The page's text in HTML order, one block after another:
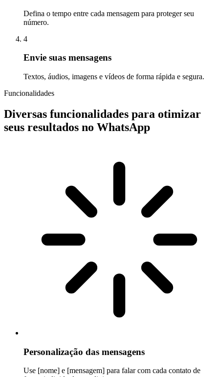
Defina o tempo entre cada mensagem para proteger seu
número.
4
Envie suas mensagens
Textos, áudios, imagens e vídeos de forma rápida e segura.
Funcionalidades
Diversas funcionalidades para otimizar
seus resultados no WhatsApp
Personalização das mensagens
Use [nome] e [mensagem] para falar com cada contato de